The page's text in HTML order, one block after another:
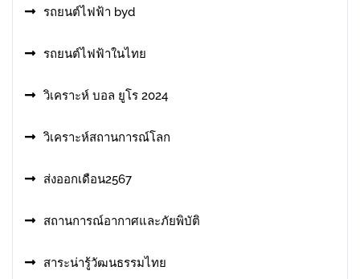
รถยนต์ไฟฟ้า byd
รถยนต์ไฟฟ้าในไทย
วิเคราะห์ บอล ยูโร 2024
วิเคราะห์สถานการณ์โลก
ส่งออกเดือน2567
สถานการณ์อากาศและภัยพิบัติ
สาระน่ารู้วัฒนธรรมไทย